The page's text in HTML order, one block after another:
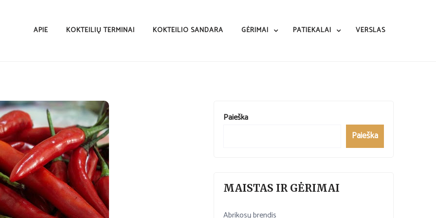
APIE KOKTEILIŲ TERMINAI KOKTEILIO SANDARA GĖRIMAI PATIEKALAI VERSLAS
Paieška
Paieška
MAISTAS IR GĖRIMAI